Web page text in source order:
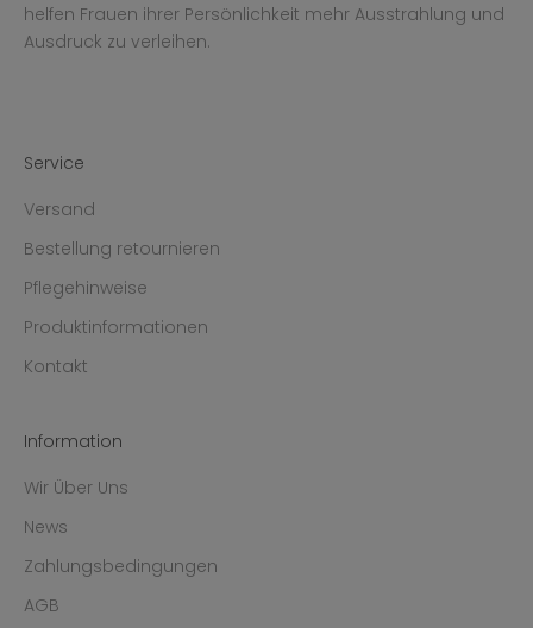
helfen Frauen ihrer Persönlichkeit mehr Ausstrahlung und
Ausdruck zu verleihen.
Service
Versand
Bestellung retournieren
Pflegehinweise
Produktinformationen
Kontakt
Information
Wir Über Uns
News
Zahlungsbedingungen
AGB